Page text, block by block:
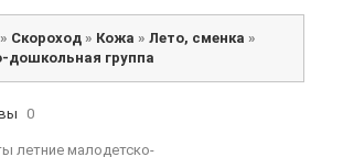
» Скороход » Кожа » Лето, сменка »
дошкольная группа
0